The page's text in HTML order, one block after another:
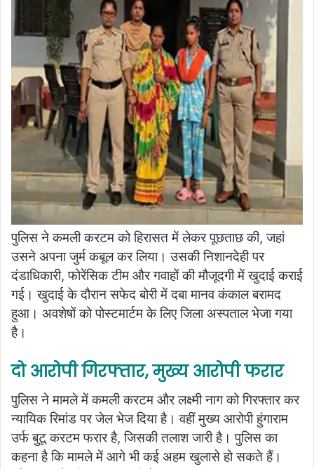
पुलिस ने कमली करटम को हिरासत में लेकर पूछताछ की, जहां
उसने अपना जुर्म कबूल कर लिया। उसकी निशानदेही पर
दंडाधिकारी, फोरेंसिक टीम और गवाहों की मौजूदगी में खुदाई कराई
गई। खुदाई के दौरान सफेद बोरी में दबा मानव कंकाल बरामद
हुआ। अवशेषों को पोस्टमार्टम के लिए जिला अस्पताल भेजा गया
है।
दो आरोपी गिरफ्तार, मुख्य आरोपी फरार
पुलिस ने मामले में कमली करटम और लक्ष्मी नाग को गिरफ्तार कर
न्यायिक रिमांड पर जेल भेज दिया है। वहीं मुख्य आरोपी हुंगाराम
उर्फ बुटू करटम फरार है, जिसकी तलाश जारी है। पुलिस का
कहना है कि मामले में आगे भी कई अहम खुलासे हो सकते हैं।